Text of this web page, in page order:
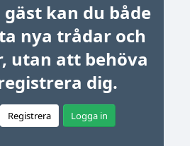
gäst kan du både
nya trådar och
utan att behöva
dig.
Registrera Logga in